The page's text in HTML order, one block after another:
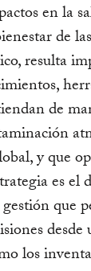
en la
de
resulta
de
y que
es el
que
los